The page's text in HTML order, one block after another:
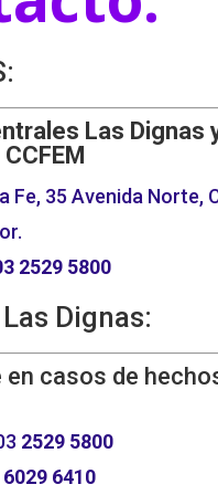
Las Dignas
Fe, 35 Avenida Norte,
2529 5800
Dignas:
casos de
2529 5800
6029 6410